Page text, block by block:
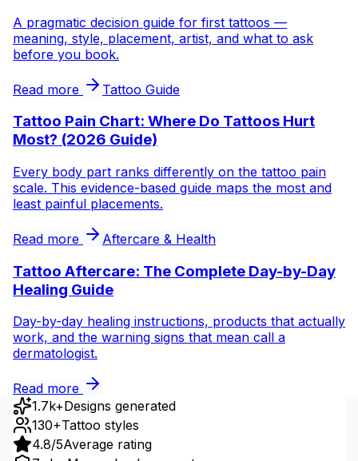
A pragmatic decision guide for first tattoos —
meaning, style, placement, artist, and what to ask
before you book.
Read more Tattoo Guide
Tattoo Pain Chart: Where Do Tattoos Hurt
Most? (2026 Guide)
Every body part ranks differently on the tattoo pain
scale. This evidence-based guide maps the most and
least painful placements.
Read more Aftercare & Health
Tattoo Aftercare: The Complete Day-by-Day
Healing Guide
Day-by-day healing instructions, products that actually
work, and the warning signs that mean call a
dermatologist.
Read more
1.7k+Designs generated
130+Tattoo styles
4.8/5Average rating